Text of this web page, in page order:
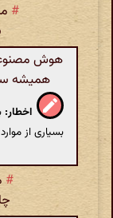
#
هوش
همیشه
اخطار:
بسیاری از
#